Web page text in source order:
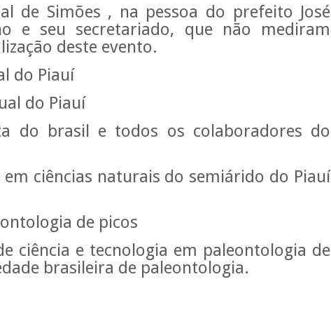
de Simões , na pessoa do prefeito José
e seu secretariado, que não mediram
deste evento.
do Piauí
do Piauí
do brasil e todos os colaboradores do
em ciências naturais do semiárido do Piauí
de picos
ciência e tecnologia em paleontologia de
brasileira de paleontologia.